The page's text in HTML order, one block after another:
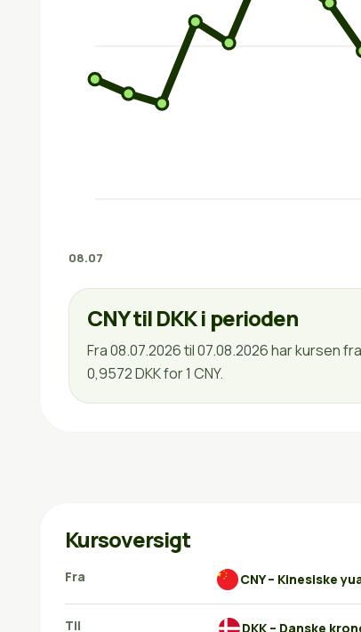
08.07
CNY til DKK i perioden
Fra 08.07.2026 til 07.08.2026 har kursen
0,9572 DKK for 1 CNY.
Kursoversigt
Fra CNY – Kinesiske
Til DKK – Danske